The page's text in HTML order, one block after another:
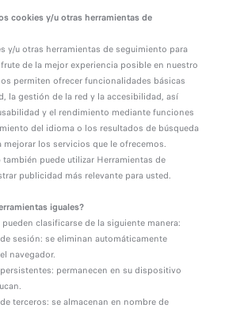
cookies y/u otras herramientas de
y/u otras herramientas de seguimiento para
de la mejor experiencia posible en nuestro
permiten ofrecer funcionalidades básicas
la gestión de la red y la accesibilidad, así
y el rendimiento mediante funciones
del idioma o los resultados de búsqueda
mejorar los servicios que le ofrecemos.
puede utilizar Herramientas de
publicidad más relevante para usted.
iguales?
clasificarse de la siguiente manera:
sesión: se eliminan automáticamente
navegador.
permanecen en su dispositivo
terceros: se almacenan en nombre de